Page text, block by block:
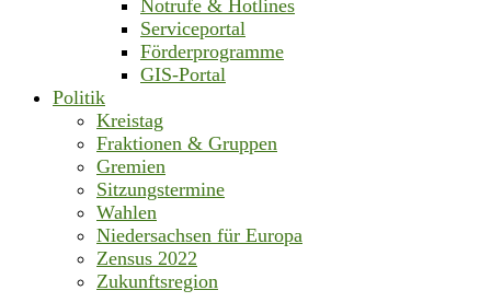
Notrufe & Hotlines
Serviceportal
Förderprogramme
GIS-Portal
Politik
Kreistag
Fraktionen & Gruppen
Gremien
Sitzungstermine
Wahlen
Niedersachsen für Europa
Zensus 2022
Zukunftsregion